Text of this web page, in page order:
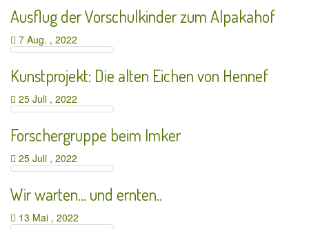
Ausflug der Vorschulkinder zum Alpakahof
7 Aug. , 2022
Kunstprojekt: Die alten Eichen von Hennef
25 Juli , 2022
Forschergruppe beim Imker
25 Juli , 2022
Wir warten… und ernten..
13 Mai , 2022